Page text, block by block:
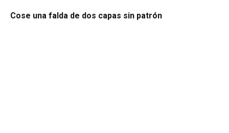
Cose una falda de dos capas sin patrón